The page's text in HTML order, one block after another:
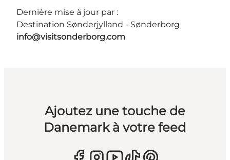
Dernière mise à jour par :
Destination Sønderjylland - Sønderborg
info@visitsonderborg.com
Ajoutez une touche de
Danemark à votre feed